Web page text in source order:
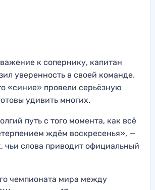
к сопернику, капитан
уверенность в своей команде.
«синие» провели серьёзную
удивить многих.
путь с того момента, как всё
ждём воскресенья», —
чьи слова приводит официальный
чемпионата мира между